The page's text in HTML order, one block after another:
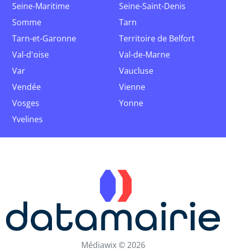
Seine-Maritime
Seine-Saint-Denis
Somme
Tarn
Tarn-et-Garonne
Territoire de Belfort
Val-d'oise
Val-de-Marne
Var
Vaucluse
Vendée
Vienne
Vosges
Yonne
Yvelines
Médiawix © 2026